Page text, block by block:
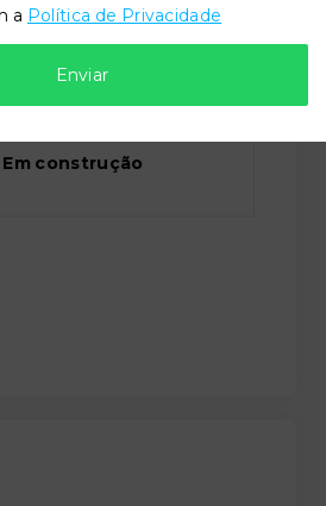
Em construção
a Política de Privacidade
Enviar